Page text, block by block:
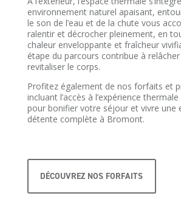
environnement naturel apaisant,
le son de l’eau et de la chute vous
ralentir et décrocher pleinement, en
chaleur enveloppante et fraîcheur
étape du parcours contribue à
revitaliser le corps.
Profitez également de nos forfaits et
incluant l’accès à l’expérience
pour bonifier votre séjour et vivre une
détente complète à Bromont.
DÉCOUVREZ NOS FORFAITS